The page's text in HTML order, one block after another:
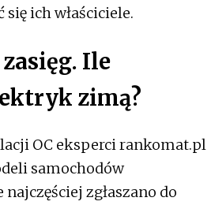
ich właściciele.
Ile
zimą?
OC eksperci rankomat.pl
samochodów
zgłaszano do